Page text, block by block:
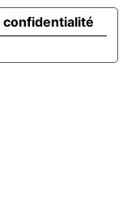
confidentialité